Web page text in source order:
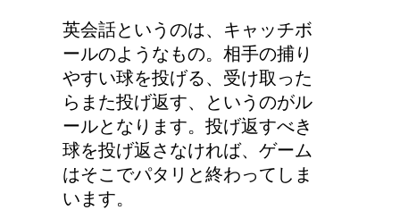
今月はピンチかも?!給料
から引かれる税金は月に
よって違う？
第二次世界大戦における
日本の徴兵年齢は？
英会話というのは、キャッチボ
ールのようなもの。相手の捕り
やすい球を投げる、受け取った
らまた投げ返す、というのがル
ールとなります。投げ返すべき
球を投げ返さなければ、ゲーム
はそこでパタリと終わってしま
います。